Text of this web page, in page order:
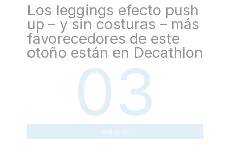
Los leggings efecto push
up – y sin costuras – más
favorecedores de este
otoño están en Decathlon
03
octubre 23